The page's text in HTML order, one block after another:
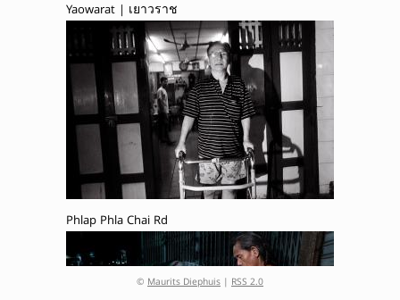
Yaowarat | เยาวราช
Phlap Phla Chai Rd
© Maurits Diephuis | RSS 2.0